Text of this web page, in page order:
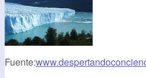
Fuente: